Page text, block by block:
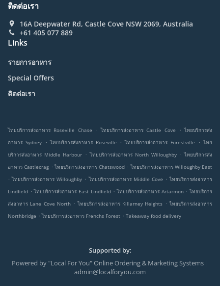
ติดต่อเรา
16A Deepwater Rd, Castle Cove NSW 2069, Australia
+61 405 077 889
Links
รายการอาหาร
Special Offers
ติดต่อเรา
ไทยบริการส่งอาหาร Roseville Chase . ไทยบริการส่งอาหาร Castle Cove . ไทยบริการส่ง
อาหาร Sydney
. ไทยบริการส่งอาหาร Roseville . ไทยบริการส่งอาหาร Forestville . ไทย
บริการส่งอาหาร Middle Harbour . ไทยบริการส่งอาหาร North Willoughby . ไทยบริการส่ง
อาหาร Castlecrag . ไทยบริการส่งอาหาร Chatswood . ไทยบริการส่งอาหาร Willoughby East
. ไทยบริการส่งอาหาร Willoughby . ไทยบริการส่งอาหาร Middle Cove . ไทยบริการส่งอาหาร
Lindfield . ไทยบริการส่งอาหาร East Lindfield . ไทยบริการส่งอาหาร Artarmon . ไทยบริการ
ส่งอาหาร Lane Cove North . ไทยบริการส่งอาหาร Killarney Heights . ไทยบริการส่งอาหาร
Northbridge . ไทยบริการส่งอาหาร Frenchs Forest . Takeaway food delivery
Supported by:
Powered by "Local For You" Online Ordering & Marketing Systems |
admin@localforyou.com